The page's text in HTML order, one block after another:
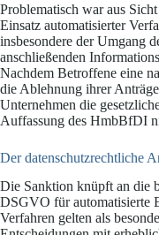
Problematisch war aus
Einsatz automatisierter
insbesondere der Umgang
anschließenden
Nachdem Betroffene eine
die Ablehnung ihrer
Unternehmen die
Auffassung des HmbBfDI
Der datenschutzrechtliche
Die Sanktion knüpft an die
DSGVO für automatisierte
Verfahren gelten als